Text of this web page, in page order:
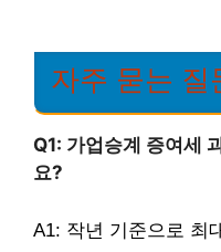
자주 묻는 질
Q1: 가업승계 증여세
요?
A1: 작년 기준으로 최